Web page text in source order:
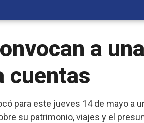
a
cuentas
para este jueves 14 de mayo a
su patrimonio, viajes y el